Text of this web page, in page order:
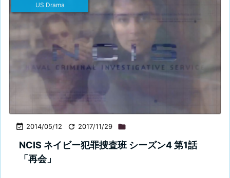
 2014/05/12  2017/11/29 
US Drama
NCIS ネイビー犯罪捜査班 シーズン4 第1話
「再会」